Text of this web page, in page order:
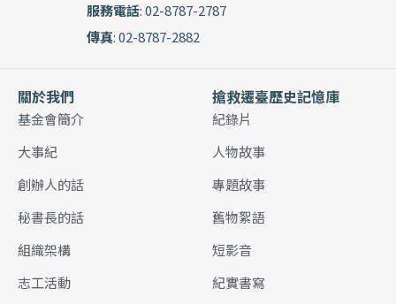
服務電話: 02-8787-2787
傳真: 02-8787-2882
關於我們
基金會簡介
大事紀
創辦人的話
秘書長的話
組織架構
志工活動
搶救遷臺歷史記憶庫
紀錄片
人物故事
專題故事
舊物絮語
短影音
紀實書寫